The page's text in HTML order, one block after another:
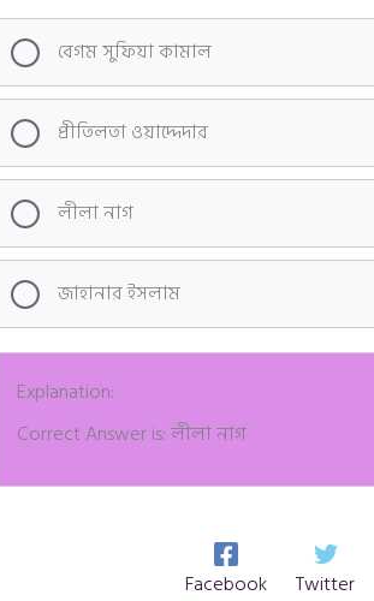
বেগম সুফিয়া কামাল
প্রীতিলতা ওয়াদ্দেদার
লীলা নাগ
জাহানার ইসলাম
Explanation:
Correct Answer is: লীলা নাগ
Facebook Twitter